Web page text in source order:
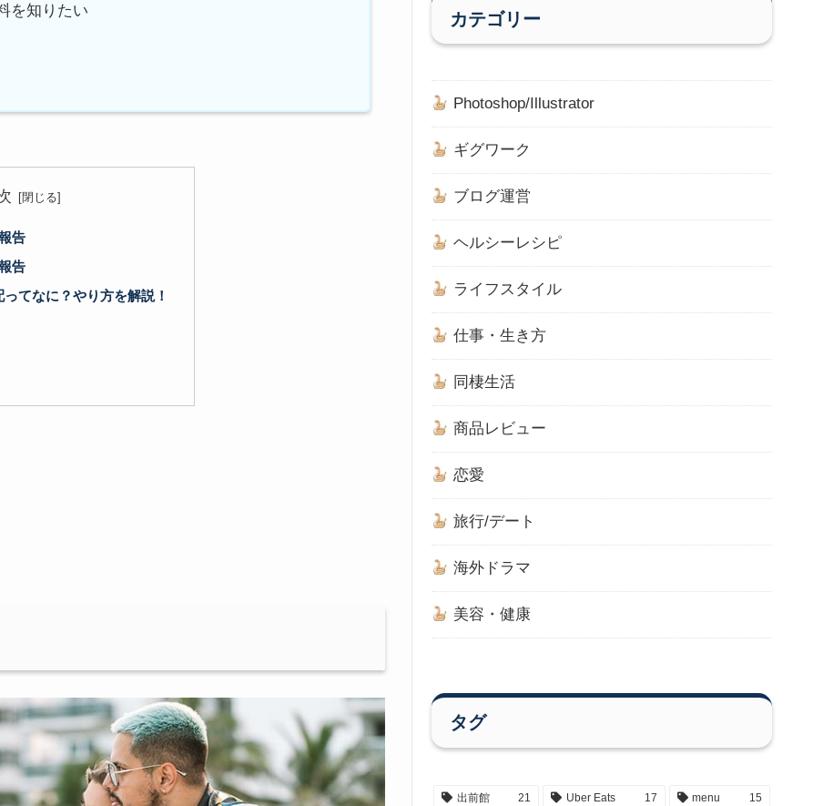
を知りたい
告
告
てなに？やり方を解説！
カテゴリー
Photoshop/Illustrator
ギグワーク
ブログ運営
ヘルシーレシピ
ライフスタイル
仕事・生き方
同棲生活
商品レビュー
恋愛
旅行/デート
海外ドラマ
美容・健康
タグ
出前館 21 Uber Eats 17 menu 15